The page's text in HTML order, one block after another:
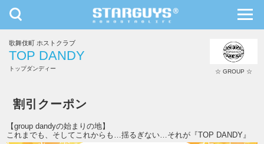
九州・沖縄 北海道・東北
toggle
navigation
歌舞伎町 ホストクラブ
TOP DANDY
トップダンディー ☆ GROUP ☆
割引クーポン
【group dandyの始まりの地】
これまでも、そしてこれからも…揺るぎない…それが『TOP DANDY』